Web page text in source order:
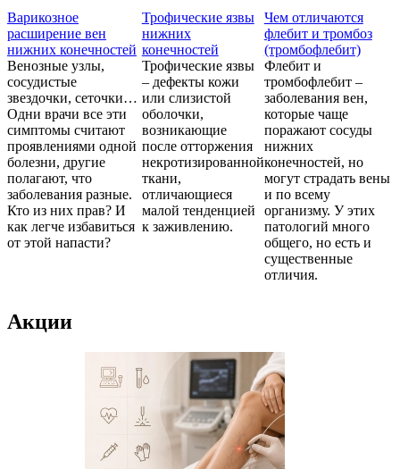
Варикозное
расширение вен
нижних конечностей
Венозные узлы,
сосудистые
звездочки, сеточки…
Одни врачи все эти
симптомы считают
проявлениями одной
болезни, другие
полагают, что
заболевания разные.
Кто из них прав? И
как легче избавиться
от этой напасти?
Трофические язвы
нижних
конечностей
Трофические язвы
– дефекты кожи
или слизистой
оболочки,
возникающие
после отторжения
некротизированной
ткани,
отличающиеся
малой тенденцией
к заживлению.
Чем отличаются
флебит и тромбоз
(тромбофлебит)
Флебит и
тромбофлебит –
заболевания вен,
которые чаще
поражают сосуды
нижних
конечностей, но
могут страдать вены
и по всему
организму. У этих
патологий много
общего, но есть и
существенные
отличия.
Акции